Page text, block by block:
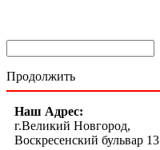
Продолжить
Наш Адрес:
г.Великий Новгород,
Воскресенский бульвар 13